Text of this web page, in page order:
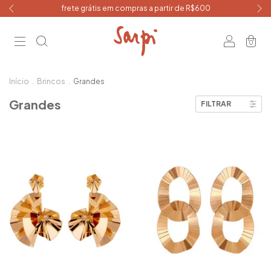
frete grátis em compras a partir de R$600
0
Início . Brincos . Grandes
Grandes FILTRAR